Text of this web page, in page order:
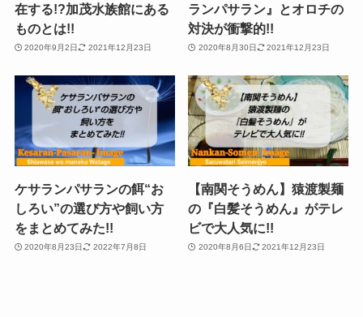
在する!?加茂水族館にある
ものとは!!
2020年9月2日 2021年12月23日
ランパサラン』とオロチの
対決が衝撃的!!
2020年8月30日 2021年12月23日
ケサランパサランの餌“お
しろい”の選び方や飼い方
をまとめてみた!!
2020年8月23日 2022年7月8日
【南関そうめん】猿渡製麺
の『白髪そうめん』がテレ
ビで大人気に!!
2020年8月6日 2021年12月23日